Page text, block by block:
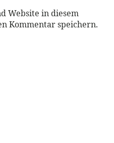
Website in diesem
Kommentar speichern.